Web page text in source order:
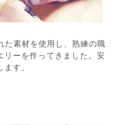
た素材を使用し、熟練の職
リーを作ってきました。安
す。